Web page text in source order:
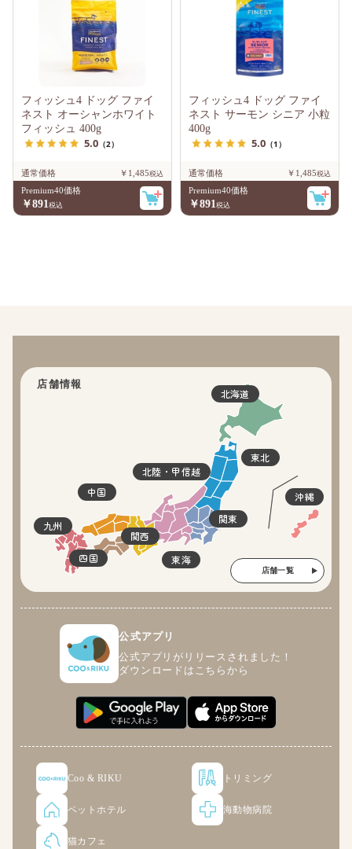
フィッシュ4 ドッグ ファイ
ネスト オーシャンホワイト
フィッシュ 400g
5.0 （2）
通常価格
￥1,485
Premium40価格
￥891
フィッシュ4 ドッグ ファイ
ネスト サーモン シニア 小粒
400g
5.0 （1）
通常価格
￥1,485
Premium40価格
￥891
店舗情報
北海道
東北
関東
北陸・甲信越
東海
関西
四国
中国
九州
沖縄
店舗一覧
公式アプリ
公式アプリがリリースされました！
ダウンロードはこちらから
Coo & RIKU トリミング
ペットホテル 海動物病院
猫カフェ